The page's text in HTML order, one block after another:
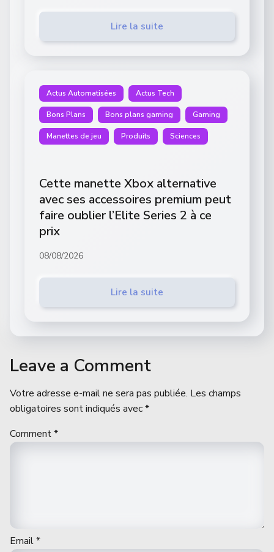
Lire la suite
Actus Automatisées Actus Tech
Bons Plans Bons plans gaming Gaming
Manettes de jeu Produits Sciences
Cette manette Xbox alternative
avec ses accessoires premium peut
faire oublier l’Elite Series 2 à ce
prix
08/08/2026
Lire la suite
Leave a Comment
Votre adresse e-mail ne sera pas publiée. Les champs
obligatoires sont indiqués avec*
Comment*
Email*